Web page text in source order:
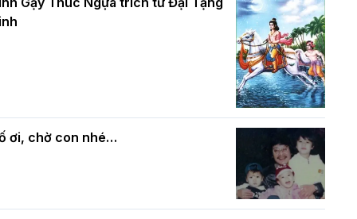
mừng Đại lễ Phật đản PL.2570 –
mùa Phật đản PL.2570
Phật giáo chính tín Phần 7: Luật nhân
quả
ơi, chờ con nhé…